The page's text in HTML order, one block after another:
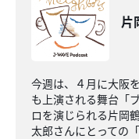
片
今週は、４月に大阪
も上演される舞台「
ロを演じられる片岡
太郎さんにとっての